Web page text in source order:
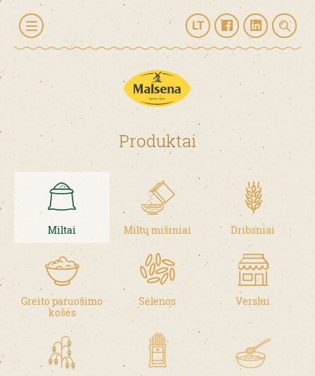
LT
Produktai
Miltai Miltų mišiniai Dribsniai
Greito paruošimo
košės
Sėlenos Verslui